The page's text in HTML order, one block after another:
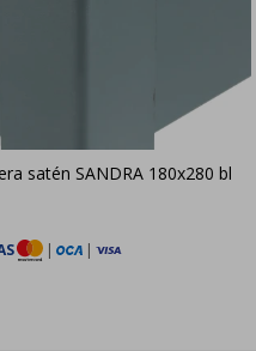
satén SANDRA 180x280 bl
| |